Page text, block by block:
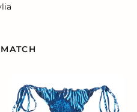
Reef
Frufru-